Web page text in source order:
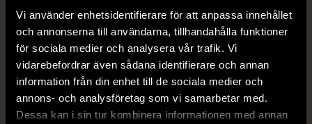
Vi använder enhetsidentifierare för att anpassa innehållet
och annonserna till användarna, tillhandahålla funktioner
för sociala medier och analysera vår trafik. Vi
vidarebefordrar även sådana identifierare och annan
information från din enhet till de sociala medier och
annons- och analysföretag som vi samarbetar med.
Dessa kan i sin tur kombinera informationen med annan
1/5
H&M
H&M - Leopardmönstrad
volangklänning
1/5
H&M
H&M - Plisserad midikjol
med resårmidja -